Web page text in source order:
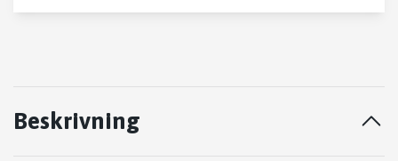
Beskrivning